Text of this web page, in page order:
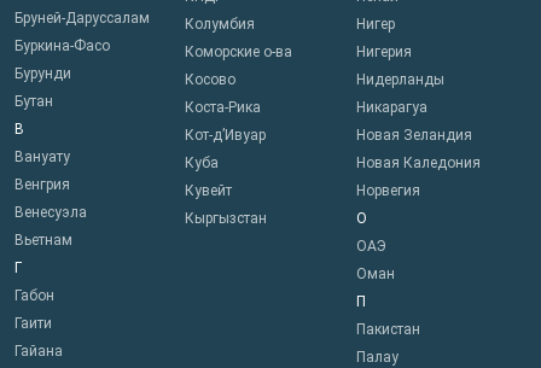
Бруней-Даруссалам
Буркина-Фасо
Бурунди
Бутан
В
Вануату
Венгрия
Венесуэла
Вьетнам
Г
Габон
Гаити
Гайана
Колумбия
Коморские о-ва
Косово
Коста-Рика
Кот-д’Ивуар
Куба
Кувейт
Кыргызстан
Нигер
Нигерия
Нидерланды
Никарагуа
Новая Зеландия
Новая Каледония
Норвегия
О
ОАЭ
Оман
П
Пакистан
Палау